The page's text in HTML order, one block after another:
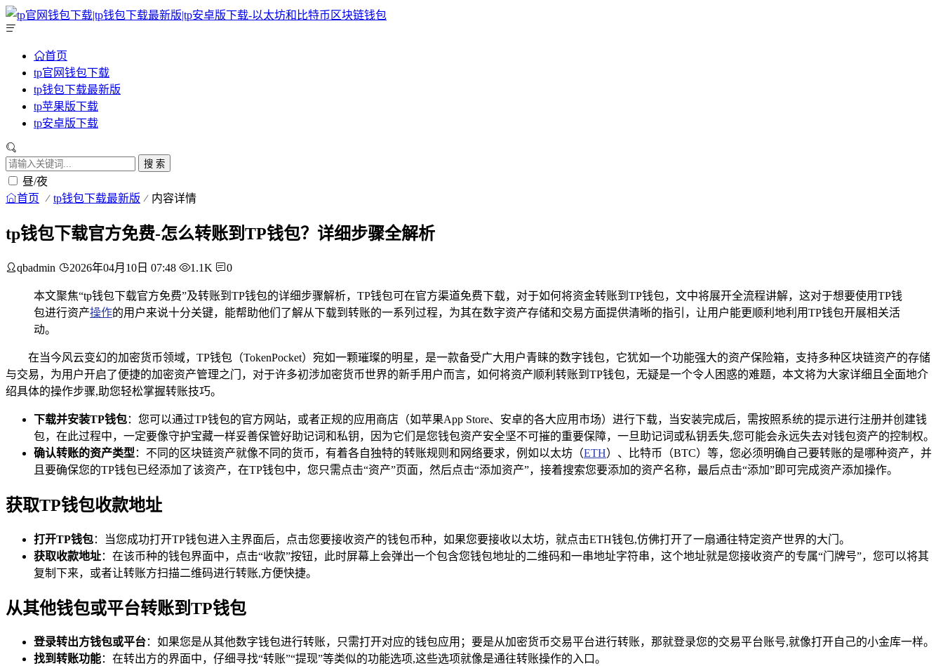
首页
tp官网钱包下载
tp钱包下载最新版
tp苹果版下载
tp安卓版下载
搜 索
昼/夜
首页 tp钱包下载最新版 内容详情
tp钱包下载官方免费-怎么转账到TP钱包？详细步骤全解析
qbadmin 2026年04月10日 07:48 1.1K 0
本文聚焦“tp钱包下载官方免费”及转账到TP钱包的详细步骤解析，TP钱包可在官方渠道免费下载，对于如何将资金转账到TP钱包，文中将展开全流程讲解，这对于想要使用TP钱
包进行资产操作的用户来说十分关键，能帮助他们了解从下载到转账的一系列过程，为其在数字资产存储和交易方面提供清晰的指引，让用户能更顺利地利用TP钱包开展相关活
动。
在当今风云变幻的加密货币领域，TP钱包（TokenPocket）宛如一颗璀璨的明星，是一款备受广大用户青睐的数字钱包，它犹如一个功能强大的资产保险箱，支持多种区块链资产的存储
与交易，为用户开启了便捷的加密资产管理之门，对于许多初涉加密货币世界的新手用户而言，如何将资产顺利转账到TP钱包，无疑是一个令人困惑的难题，本文将为大家详细且全面地介
绍具体的操作步骤,助您轻松掌握转账技巧。
下载并安装TP钱包：您可以通过TP钱包的官方网站，或者正规的应用商店（如苹果App Store、安卓的各大应用市场）进行下载，当安装完成后，需按照系统的提示进行注册并创建钱
包，在此过程中，一定要像守护宝藏一样妥善保管好助记词和私钥，因为它们是您钱包资产安全坚不可摧的重要保障，一旦助记词或私钥丢失,您可能会永远失去对钱包资产的控制权。
确认转账的资产类型 ：不同的区块链资产就像不同的货币，有着各自独特的转账规则和网络要求，例如以太坊（ETH）、比特币（BTC）等，您必须明确自己要转账的是哪种资产，并
且要确保您的TP钱包已经添加了该资产，在TP钱包中，您只需点击“资产”页面，然后点击“添加资产”，接着搜索您要添加的资产名称，最后点击“添加”即可完成资产添加操作。
获取TP钱包收款地址
打开TP钱包：当您成功打开TP钱包进入主界面后，点击您要接收资产的钱包币种，如果您要接收以太坊，就点击ETH钱包,仿佛打开了一扇通往特定资产世界的大门。
获取收款地址：在该币种的钱包界面中，点击“收款”按钮，此时屏幕上会弹出一个包含您钱包地址的二维码和一串地址字符串，这个地址就是您接收资产的专属“门牌号”，您可以将其
复制下来，或者让转账方扫描二维码进行转账,方便快捷。
从其他钱包或平台转账到TP钱包
登录转出方钱包或平台：如果您是从其他数字钱包进行转账，只需打开对应的钱包应用；要是从加密货币交易平台进行转账，那就登录您的交易平台账号,就像打开自己的小金库一样。
找到转账功能：在转出方的界面中，仔细寻找“转账”“提现”等类似的功能选项,这些选项就像是通往转账操作的入口。